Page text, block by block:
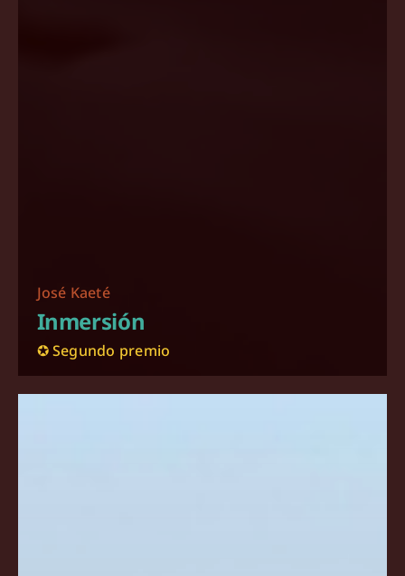
José Kaeté
Inmersión
✪ Segundo premio